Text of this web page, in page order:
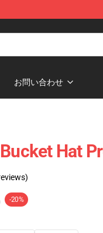
お問い合わせ
Hat
-20%